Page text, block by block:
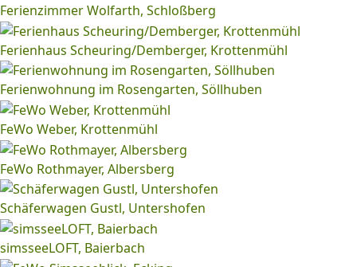
Ferienzimmer Wolfarth, Schloßberg
Ferienhaus Scheuring/Demberger, Krottenmühl
Ferienwohnung im Rosengarten, Söllhuben
FeWo Weber, Krottenmühl
FeWo Rothmayer, Albersberg
Schäferwagen Gustl, Untershofen
simsseeLOFT, Baierbach